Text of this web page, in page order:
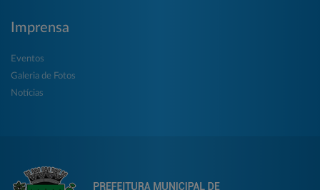
Imprensa
Eventos
Galeria de Fotos
Notícias